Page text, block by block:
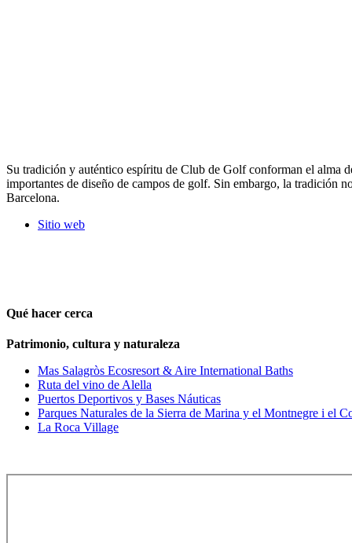
Su tradición y auténtico espíritu de Club de Golf conforman el alma
importantes de diseño de campos de golf. Sin embargo, la tradición
Barcelona.
Sitio web
Qué hacer cerca
Patrimonio, cultura y naturaleza
Mas Salagròs Ecosresort & Aire International Baths
Ruta del vino de Alella
Puertos Deportivos y Bases Náuticas
Parques Naturales de la Sierra de Marina y el Montnegre i el
La Roca Village